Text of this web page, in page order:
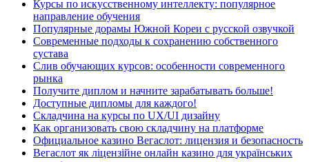
Курсы по искусственному интеллекту: популярное
направление обучения
Популярные дорамы Южной Кореи с русской озвучкой
Современные подходы к сохранению собственного
сустава
Слив обучающих курсов: особенности современного
рынка
Получите диплом и начните зарабатывать больше!
Доступные дипломы для каждого!
Складчина на курсы по UX/UI дизайну
Как организовать свою складчину на платформе
Официальное казино Вегаслот: лицензия и безопасность
Вегаслот як ліцензійне онлайн казино для українських